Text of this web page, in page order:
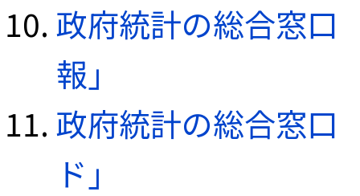
政府統計の総合窓口
報」
政府統計の総合窓口
ド」